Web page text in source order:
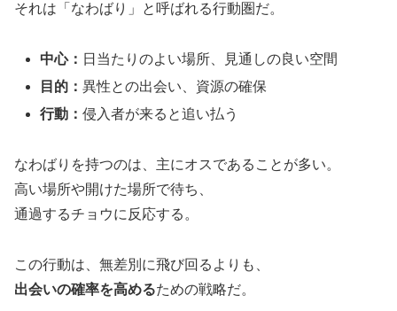
それは「なわばり」と呼ばれる行動圏だ。
中心： 日当たりのよい場所、見通しの良い空間
目的：異性との出会い、資源の確保
行動：侵入者が来ると追い払う
なわばりを持つのは、主にオスであることが多い。
高い場所や開けた場所で待ち、
通過するチョウに反応する。
この行動は、無差別に飛び回るよりも、
出会いの確率を高めるための戦略だ。